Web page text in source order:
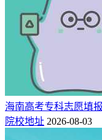
海南高考专科志愿填
院校地址 2026-08-03